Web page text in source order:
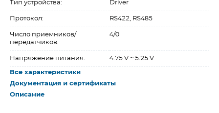
Тип устройства: Driver
Протокол: RS422, RS485
Число приемников/
передатчиков:
4/0
Напряжение питания: 4.75 V ~ 5.25 V
Все характеристики
Документация и сертификаты
Описание